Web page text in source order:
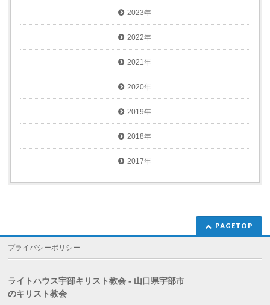
2023年
2022年
2021年
2020年
2019年
2018年
2017年
PAGETOP
プライバシーポリシー
ライトハウス宇部キリスト教会 - 山口県宇部市
のキリスト教会